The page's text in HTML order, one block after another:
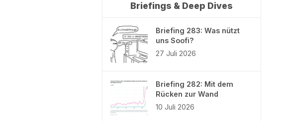
Briefings & Deep Dives
Briefing 283: Was nützt
uns Soofi?
27 Juli 2026
Briefing 282: Mit dem
Rücken zur Wand
10 Juli 2026